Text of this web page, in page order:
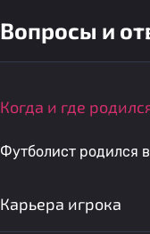
Вопросы и
Когда и где
Футболист родился
Карьера игрока